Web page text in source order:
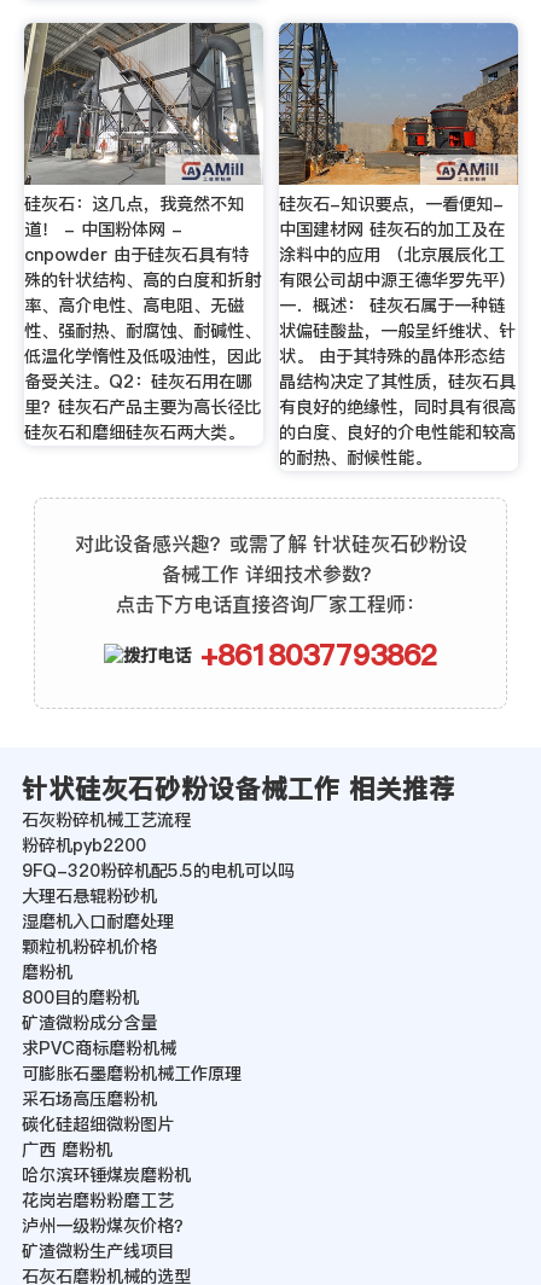
硅灰石：这几点，我竟然不知
道！ - 中国粉体网 -
cnpowder 由于硅灰石具有特
殊的针状结构、高的白度和折射
率、高介电性、高电阻、无磁
性、强耐热、耐腐蚀、耐碱性、
低温化学惰性及低吸油性，因此
备受关注。Q2：硅灰石用在哪
里？硅灰石产品主要为高长径比
硅灰石和磨细硅灰石两大类。
硅灰石-知识要点，一看便知-
中国建材网 硅灰石的加工及在
涂料中的应用 （北京展辰化工
有限公司胡中源王德华罗先平）
一．概述： 硅灰石属于一种链
状偏硅酸盐，一般呈纤维状、针
状。 由于其特殊的晶体形态结
晶结构决定了其性质，硅灰石具
有良好的绝缘性，同时具有很高
的白度、良好的介电性能和较高
的耐热、耐候性能。
对此设备感兴趣？或需了解 针状硅灰石砂粉设
备械工作 详细技术参数？
点击下方电话直接咨询厂家工程师：
+8618037793862
针状硅灰石砂粉设备械工作 相关推荐
石灰粉碎机械工艺流程
粉碎机pyb2200
9FQ-320粉碎机配5.5的电机可以吗
大理石悬辊粉砂机
湿磨机入口耐磨处理
颗粒机粉碎机价格
磨粉机
800目的磨粉机
矿渣微粉成分含量
求PVC商标磨粉机械
可膨胀石墨磨粉机械工作原理
采石场高压磨粉机
碳化硅超细微粉图片
广西 磨粉机
哈尔滨环锤煤炭磨粉机
花岗岩磨粉粉磨工艺
泸州一级粉煤灰价格？
矿渣微粉生产线项目
石灰石磨粉机械的选型